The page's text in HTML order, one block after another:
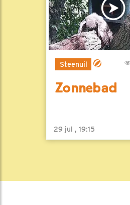
Steenuil
Zonnebad
29 jul , 19:15